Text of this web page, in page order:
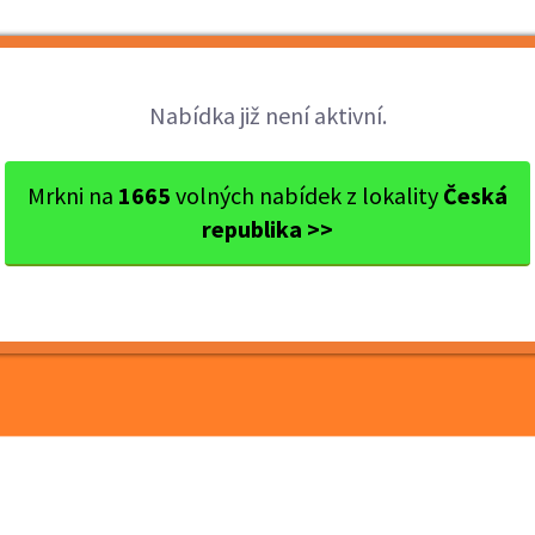
Nabídka již není aktivní.
Mrkni na 1665 volných nabídek z lokality Česká
republika >>
Olomouc Přivýdělek s kosmetikou Ori...
Oriflame, již od